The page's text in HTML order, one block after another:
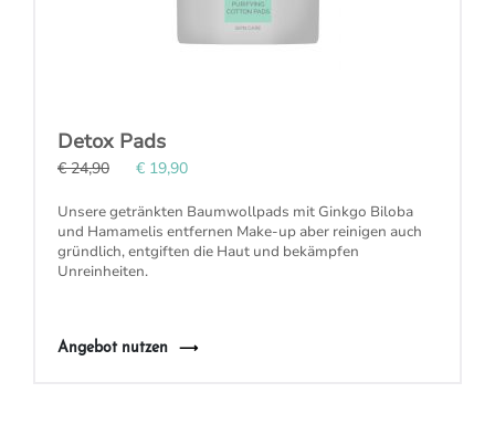
Detox Pads
€ 24,90 € 19,90
Unsere getränkten Baumwollpads mit Ginkgo Biloba
und Hamamelis entfernen Make-up aber reinigen auch
gründlich, entgiften die Haut und bekämpfen
Unreinheiten.
Angebot nutzen